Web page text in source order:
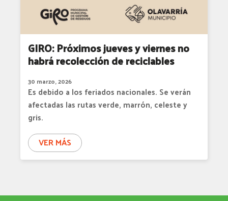
GIRO: Próximos jueves y viernes no
habrá recolección de reciclables
30 marzo, 2026
Es debido a los feriados nacionales. Se verán
afectadas las rutas verde, marrón, celeste y
gris.
VER MÁS